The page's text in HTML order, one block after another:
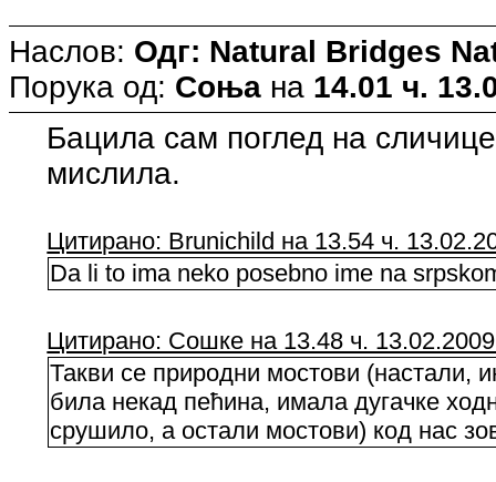
Наслов: Одг: Natural Bridges
Порука од: Соња на 14.01 ч.
Бацила сам поглед на
мислила.
Цитирано: Brunichild на 13.54 ч.
Da li to ima neko posebno ime na
Цитирано: Сошке на 13.48 ч.
Такви се природни мостови (настали,
била некад пећина, имала дугачке
срушило, а остали мостови) код нас